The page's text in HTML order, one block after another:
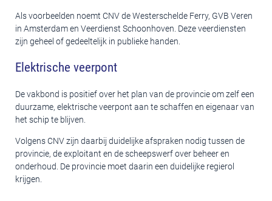
Als voorbeelden noemt CNV de Westerschelde Ferry, GVB Veren
in Amsterdam en Veerdienst Schoonhoven. Deze veerdiensten
zijn geheel of gedeeltelijk in publieke handen.
Elektrische veerpont
De vakbond is positief over het plan van de provincie om zelf een
duurzame, elektrische veerpont aan te schaffen en eigenaar van
het schip te blijven.
Volgens CNV zijn daarbij duidelijke afspraken nodig tussen de
provincie, de exploitant en de scheepswerf over beheer en
onderhoud. De provincie moet daarin een duidelijke regierol
krijgen.